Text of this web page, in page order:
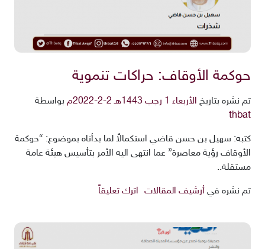
حوكمة الأوقاف: حراكات تنموية
تم نشره بتاريخ الأربعاء 1 رجب 1443هـ 2-2-2022م
بواسطة
thbat
كتبه: سهيل بن حسن قاضي استكمالاً لما بدأناه بموضوع: “حوكمة
الأوقاف رؤية معاصرة” عما انتهى اليه الأمر بتأسيس هيئة عامة
مستقلة..
تم نشره في أرشيف المقالات اترك تعليقاً